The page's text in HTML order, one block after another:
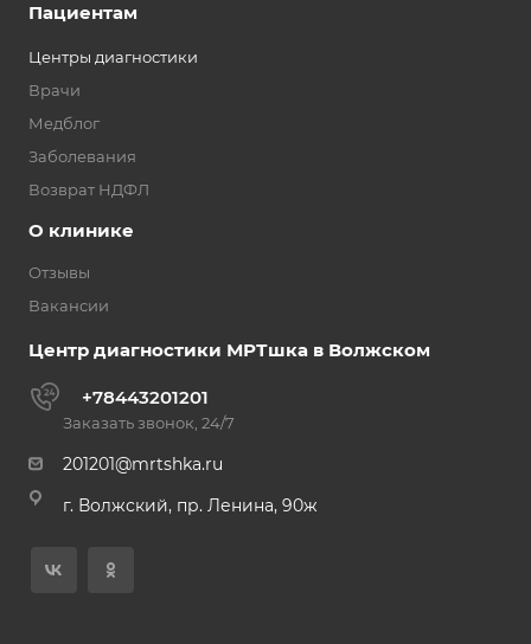
Пациентам
Центры диагностики
Врачи
Медблог
Заболевания
Возврат НДФЛ
О клинике
Отзывы
Вакансии
Центр диагностики МРТшка в Волжском
+78443201201
Заказать звонок, 24/7
201201@mrtshka.ru
г. Волжский, пр. Ленина, 90ж